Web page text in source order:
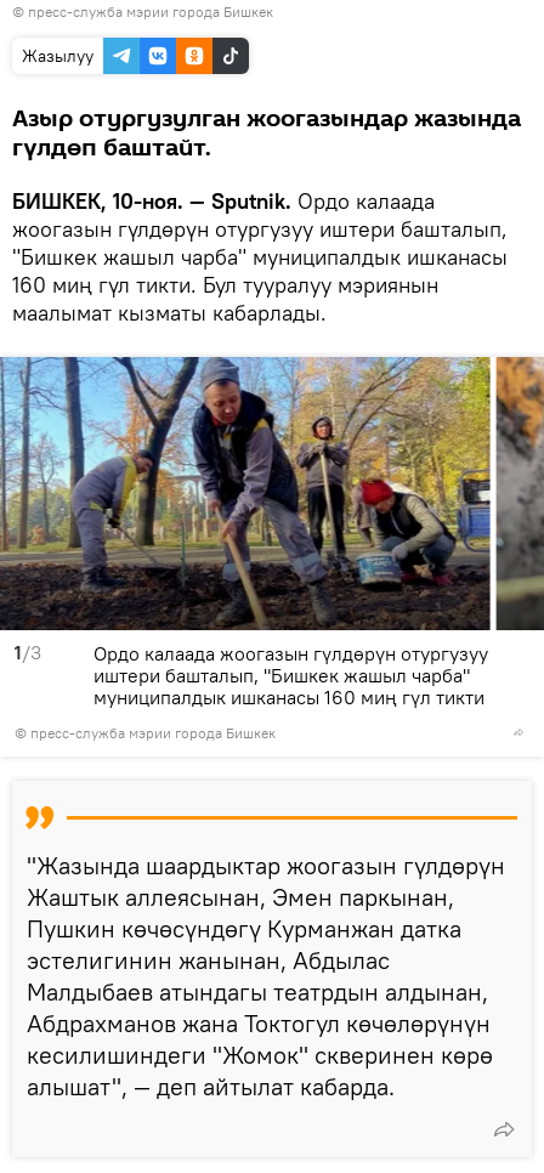
© пресс-служба мэрии города Бишкек
Жазылуу
Азыр отургузулган жоогазындар жазында
гүлдөп баштайт.
БИШКЕК, 10-ноя. — Sputnik. Ордо калаада
жоогазын гүлдөрүн отургузуу иштери башталып,
"Бишкек жашыл чарба" муниципалдык ишканасы
160 миң гүл тикти. Бул тууралуу мэриянын
маалымат кызматы кабарлады.
1/3
© пресс-служба мэрии города Бишкек
Ордо калаада жоогазын гүлдөрүн отургузуу
иштери башталып, "Бишкек жашыл чарба"
муниципалдык ишканасы 160 миң гүл тикти
"Жазында шаардыктар жоогазын гүлдөрүн
Жаштык аллеясынан, Эмен паркынан,
Пушкин көчөсүндөгү Курманжан датка
эстелигинин жанынан, Абдылас
Малдыбаев атындагы театрдын алдынан,
Абдрахманов жана Токтогул көчөлөрүнүн
кесилишиндеги "Жомок" скверинен көрө
алышат", — деп айтылат кабарда.